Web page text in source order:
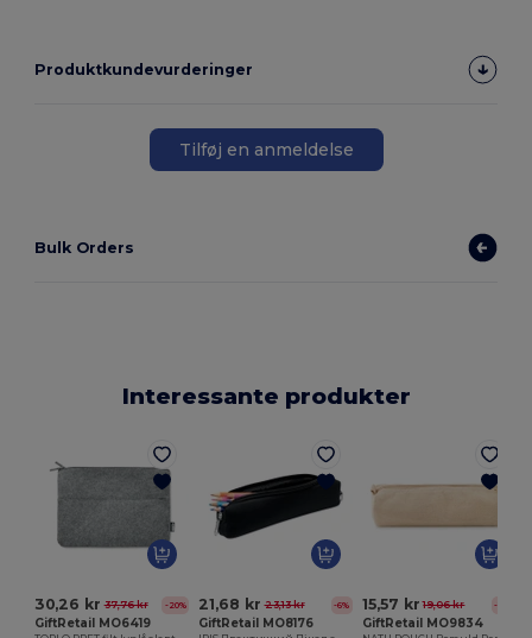
Produktkundevurderinger
Tilføj en anmeldelse
Bulk Orders
Interessante produkter
30,26 kr 37,76 kr -20%
GiftRetail MO6419
21,68 kr 23,13 kr -6%
GiftRetail MO8176
15,57 kr 19,06 kr -18%
GiftRetail MO9834